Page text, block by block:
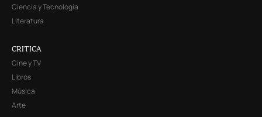
Ciencia y Tecnología
Literatura
CRITICA
Cine y TV
Libros
Música
Arte